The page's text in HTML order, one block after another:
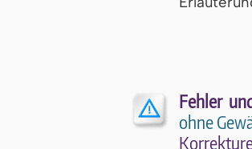
Fehler
ohne